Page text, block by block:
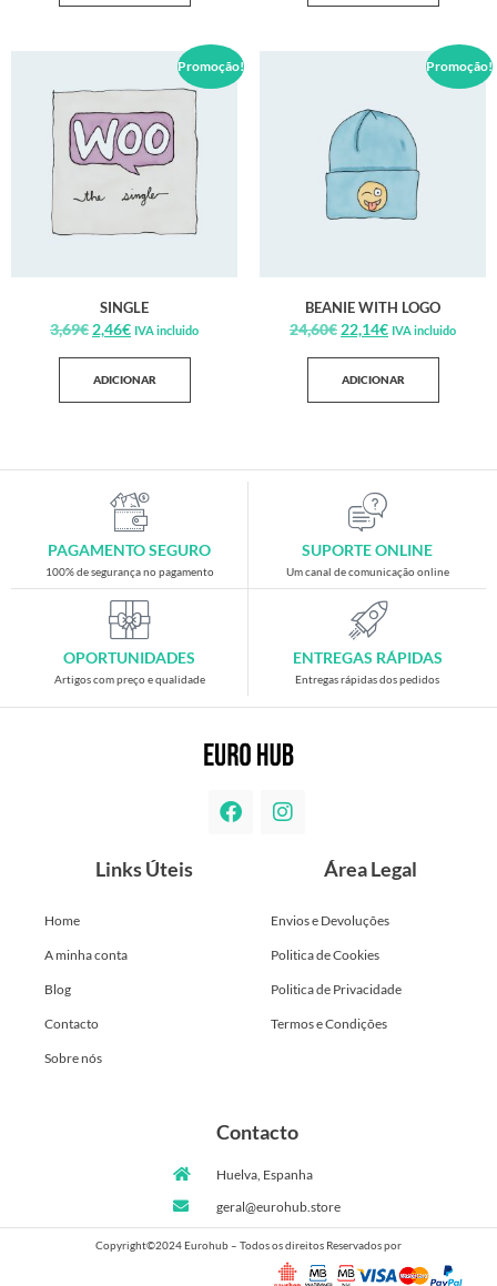
Promoção!
SINGLE
3,69€ 2,46€ IVA incluido
ADICIONAR
Promoção!
BEANIE WITH LOGO
24,60€ 22,14€ IVA incluido
ADICIONAR
PAGAMENTO SEGURO
100% de segurança no pagamento
SUPORTE ONLINE
Um canal de comunicação online
OPORTUNIDADES
Artigos com preço e qualidade
ENTREGAS RÁPIDAS
Entregas rápidas dos pedidos
Links Úteis
Home
A minha conta
Blog
Contacto
Sobre nós
Área Legal
Envios e Devoluções
Politica de Cookies
Politica de Privacidade
Termos e Condições
Contacto
Huelva, Espanha
geral@eurohub.store
Copyright©2024 Eurohub – Todos os direitos Reservados por